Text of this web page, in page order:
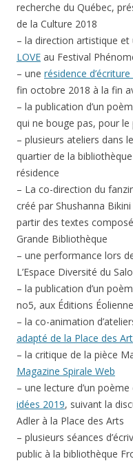
recherche du Québec,
de la Culture 2018
– la direction artistique
LOVE au Festival
– une résidence
fin octobre 2018 à la fin
– la publication d’un
qui ne bouge pas, pour
– plusieurs ateliers dans
quartier de la
résidence
– La co-direction du
créé par Shushanna
partir des textes
Grande Bibliothèque
– une performance lors
L’Espace Diversité du
– la publication d’un
no5, aux Éditions
– la co-animation
adapté de la Place des
– la critique de la pièce
Magazine Spirale Web
– une lecture d’un
idées 2019, suivant la
Adler à la Place des Arts
– plusieurs séances
public à la bibliothèque